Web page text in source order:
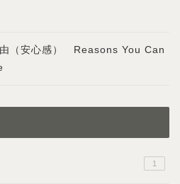
（安心感） Reasons You Can
1